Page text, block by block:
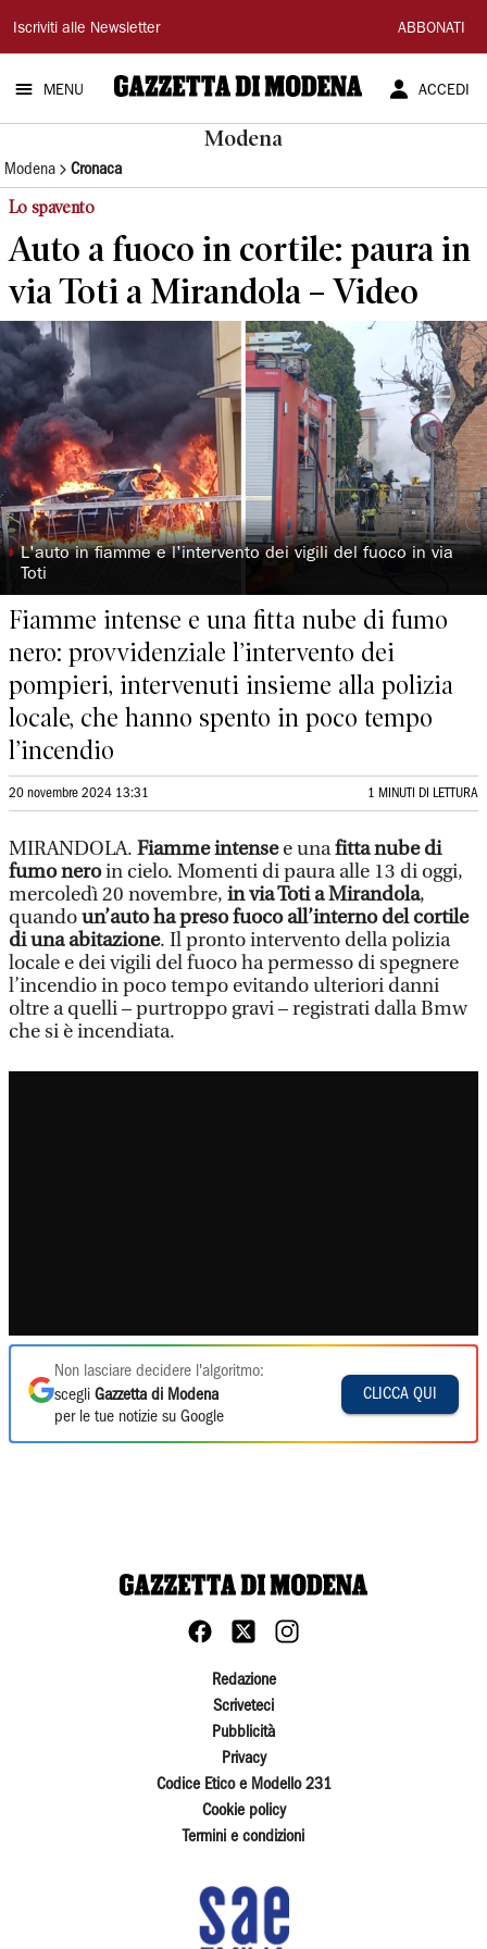
Gazzetta
di
Modena
Iscriviti alle Newsletter ABBONATI
MENU ACCEDI
Modena
Modena Cronaca
Lo spavento
Auto a fuoco in cortile: paura in
via Toti a Mirandola – Video
◗L'auto in fiamme e l'intervento dei vigili del fuoco in via
Toti
Fiamme intense e una fitta nube di fumo
nero: provvidenziale l’intervento dei
pompieri, intervenuti insieme alla polizia
locale, che hanno spento in poco tempo
l’incendio
20 novembre 2024 13:31 1 MINUTI DI LETTURA
MIRANDOLA. Fiamme intensee unafitta nube di
fumo neroin cielo. Momenti di paura alle 13 di oggi,
mercoledì 20 novembre, in via Toti a Mirandola,
quandoun’auto ha preso fuoco all’interno del cortile
di una abitazione. Il pronto intervento della polizia
locale e dei vigili del fuoco ha permesso di spegnere
l’incendio in poco tempo evitando ulteriori danni
oltre a quelli – purtroppo gravi – registrati dalla Bmw
che si è incendiata.
Non lasciare decidere l'algoritmo:
scegli Gazzetta di Modena
per le tue notizie su Google
CLICCA QUI
Redazione
Scriveteci
Pubblicità
Privacy
Codice Etico e Modello 231
Cookie policy
Termini e condizioni